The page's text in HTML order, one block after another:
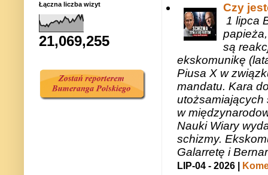
Czy
1 lipca
są
ekskomunikę
Piusa X w
mandatu. Kara
utożsamiających
w
Nauki Wiary
schizmy.
Galarretę i
LIP-04 - 2026 |
Łączna liczba wizyt
21,069,255